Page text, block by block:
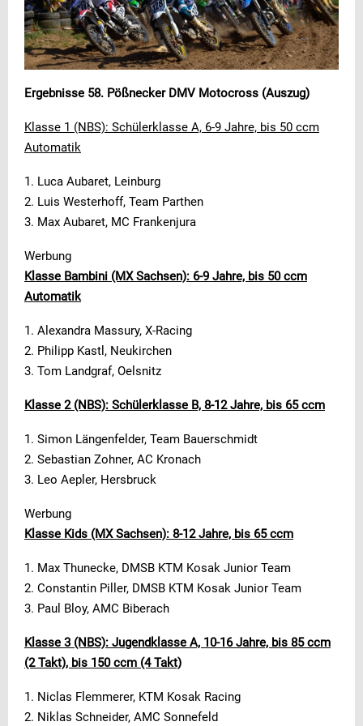
Ergebnisse 58. Pößnecker DMV Motocross (Auszug)
Klasse 1 (NBS): Schülerklasse A, 6-9 Jahre, bis 50 ccm
Automatik
1. Luca Aubaret, Leinburg
2. Luis Westerhoff, Team Parthen
3. Max Aubaret, MC Frankenjura
Werbung
Klasse Bambini (MX Sachsen): 6-9 Jahre, bis 50 ccm
Automatik
1. Alexandra Massury, X-Racing
2. Philipp Kastl, Neukirchen
3. Tom Landgraf, Oelsnitz
Klasse 2 (NBS): Schülerklasse B, 8-12 Jahre, bis 65 ccm
1. Simon Längenfelder, Team Bauerschmidt
2. Sebastian Zohner, AC Kronach
3. Leo Aepler, Hersbruck
Werbung
Klasse Kids (MX Sachsen): 8-12 Jahre, bis 65 ccm
1. Max Thunecke, DMSB KTM Kosak Junior Team
2. Constantin Piller, DMSB KTM Kosak Junior Team
3. Paul Bloy, AMC Biberach
Klasse 3 (NBS): Jugendklasse A, 10-16 Jahre, bis 85 ccm
(2 Takt), bis 150 ccm (4 Takt)
1. Niclas Flemmerer, KTM Kosak Racing
2. Niklas Schneider, AMC Sonnefeld